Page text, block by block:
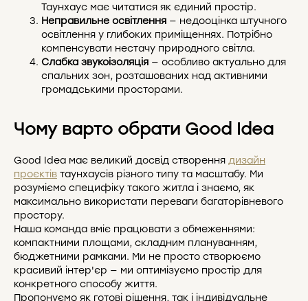
Таунхаус має читатися як єдиний простір.
Неправильне освітлення — недооцінка штучного
освітлення у глибоких приміщеннях. Потрібно
компенсувати нестачу природного світла.
Слабка звукоізоляція — особливо актуально для
спальних зон, розташованих над активними
громадськими просторами.
Чому варто обрати Good Idea
Good Idea має великий досвід створення дизайн
проєктів таунхаусів різного типу та масштабу. Ми
розуміємо специфіку такого житла і знаємо, як
максимально використати переваги багаторівневого
простору.
Наша команда вміє працювати з обмеженнями:
компактними площами, складним плануванням,
бюджетними рамками. Ми не просто створюємо
красивий інтер'єр — ми оптимізуємо простір для
конкретного способу життя.
Пропонуємо як готові рішення, так і індивідуальне